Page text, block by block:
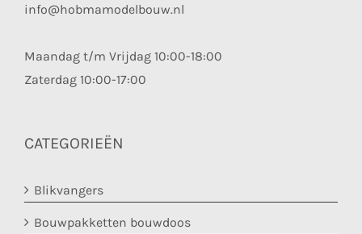
info@hobmamodelbouw.nl
Maandag t/m Vrijdag 10:00-18:00
Zaterdag 10:00-17:00
CATEGORIEËN
Blikvangers
Bouwpakketten bouwdoos